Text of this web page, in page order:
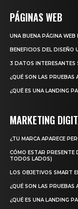
PÁGINAS WEB
UNA BUENA PÁGINA WEB
BENEFICIOS DEL DISEÑO
3 DATOS INTERESANTES
¿QUÉ SON LAS PRUEBAS
¿QUÉ ES UNA LANDING
MARKETING
¿TU MARCA APARECE
CÓMO ESTAR PRESENTE
TODOS LADOS)
LOS OBJETIVOS SMART
¿QUÉ SON LAS PRUEBAS
¿QUÉ ES UNA LANDING